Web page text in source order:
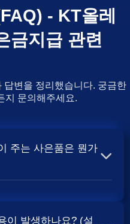
- KT올레
금지급 관련
답변을 정리했습니다. 궁금한
지 문의해주세요.
주는 사은품은 뭔가
이 발생하나요? (설